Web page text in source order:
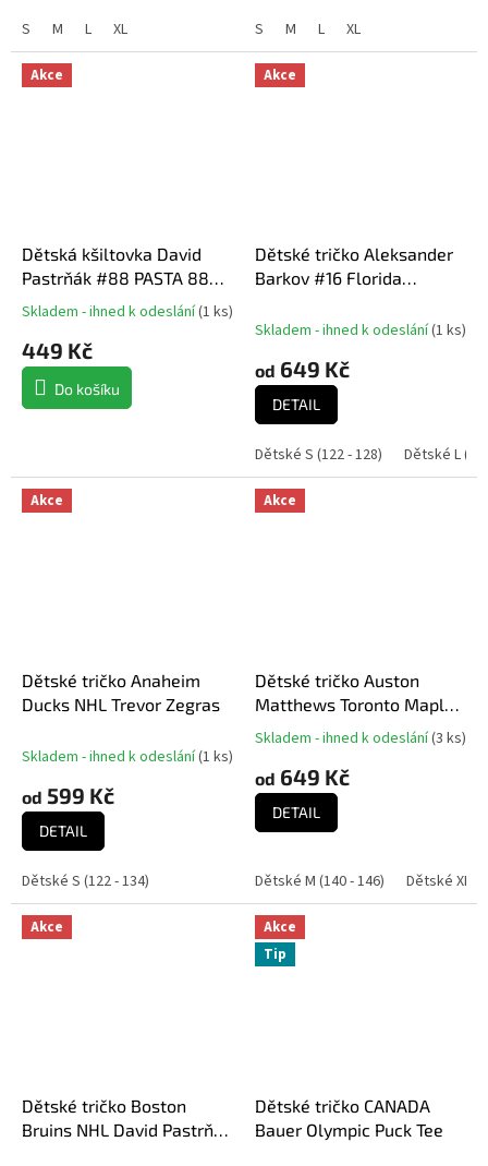
S M L XL S M L XL
Akce
Dětská kšiltovka David
Pastrňák #88 PASTA 88
Exclusive Collection
Průměrné
produktu
je
5,0
Skladem - ihned k odeslání(1 ks)
449 Kč
Do košíku
Akce
Dětské tričko Aleksander
Barkov #16 Florida
Stanley Cup Champions
Skladem - ihned k odeslání(1 ks)
od 649 Kč
DETAIL
Dětské S (122 - 128) Dětské L
Akce
Dětské tričko Anaheim
Ducks NHL Trevor Zegras
Skladem - ihned k odeslání(1 ks)
od 599 Kč
DETAIL
Dětské S (122 - 134)
Akce
Dětské tričko Auston
Matthews Toronto Maple
Leafs NHL Flat N&N Ctn
Průměrné
produktu
je
5,0
hvězdiček.
Skladem - ihned k odeslání(3 ks)
od 649 Kč
DETAIL
Dětské M (140 - 146) Dětské XL
Akce
Dětské tričko Boston
Bruins NHL David Pastrňák
Akce
Tip
Dětské tričko CANADA
Bauer Olympic Puck Tee